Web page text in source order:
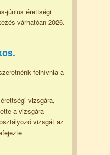
június érettségi
várhatóan 2026.
felhívnia a
vizsgára,
a vizsgára
vizsgát az